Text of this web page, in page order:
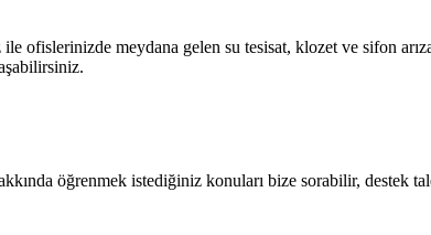
ofislerinizde meydana gelen su tesisat, klozet ve sifon
öğrenmek istediğiniz konuları bize sorabilir, destek